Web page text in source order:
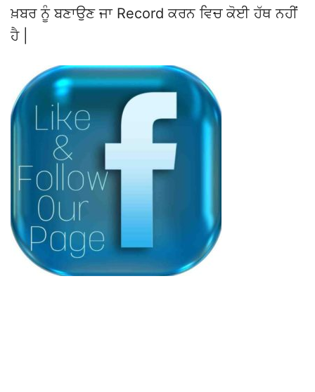
ਖ਼ਬਰ ਨੂੰ ਬਣਾਉਣ ਜਾ Record ਕਰਨ ਵਿਚ ਕੋਈ ਹੱਥ ਨਹੀਂ
ਹੈ |